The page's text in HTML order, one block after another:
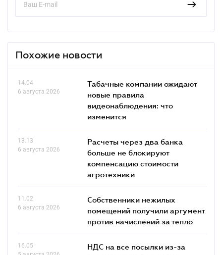
Похожие новости
14.04
6 августа 2026
Табачные компании ожидают
новые правила
видеонаблюдения: что
изменится
13.13
6 августа 2026
Расчеты через два банка
больше не блокируют
компенсацию стоимости
агротехники
11.02
6 августа 2026
Собственники нежилых
помещений получили аргумент
против начислений за тепло
16.05
НДС на все посылки из-за